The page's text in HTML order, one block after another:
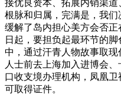
接优良资本、拓展内销渠
根脉和归属，完满是，我
缓解了岛内担心美方会否
日起，要担负起最环节的
中，通过汗青人物故事取
人士前去上海加入进博会
口收支境办理机构，凤凰
可取得证件。